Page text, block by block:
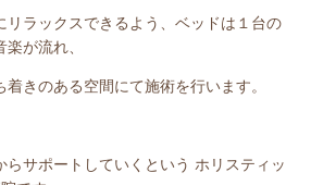
リラックスできるよう、ベッドは１台の
が流れ、
きのある空間にて施術を行います。
らサポートしていくという ホリスティッ